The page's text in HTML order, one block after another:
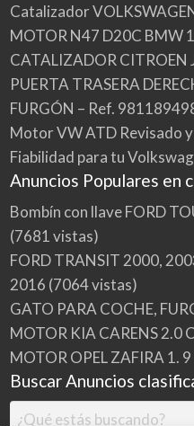
Catalizador
MOTOR N47 D20C BMW
CATALIZADOR CITROEN
PUERTA TRASERA
FURGÓN – Ref.
Motor VW ATD Revisado
Fiabilidad para tu
Anuncios Populares en
Bombín con llave FORD
(7681 vistas)
FORD TRANSIT 2000,
2016 (7064 vistas)
GATO PARA COCHE,
MOTOR KIA CARENS 2.0
MOTOR OPEL ZAFIRA 1.
Buscar Anuncios